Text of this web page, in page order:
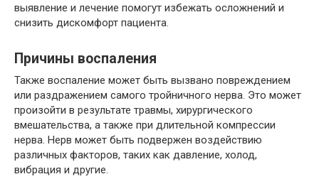
выявление и лечение помогут избежать осложнений и
снизить дискомфорт пациента.
Причины воспаления
Также воспаление может быть вызвано повреждением
или раздражением самого тройничного нерва. Это может
произойти в результате травмы, хирургического
вмешательства, а также при длительной компрессии
нерва. Нерв может быть подвержен воздействию
различных факторов, таких как давление, холод,
вибрация и другие.